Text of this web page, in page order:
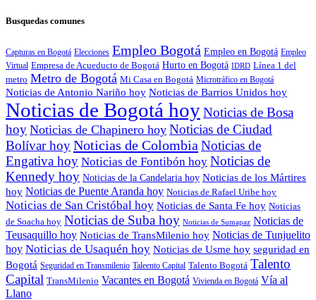
Busquedas comunes
Capturas en Bogotá Elecciones Empleo Bogotá Empleo en Bogotá Empleo
Virtual Empresa de Acueducto de Bogotá Hurto en Bogotá IDRD Línea 1 del
metro Metro de Bogotá Mi Casa en Bogotá Microtráfico en Bogotá
Noticias de Antonio Nariño hoy Noticias de Barrios Unidos hoy
Noticias de Bogotá hoyNoticias de Bosa
hoy Noticias de Chapinero hoy Noticias de Ciudad
Bolívar hoyNoticias de Colombia Noticias de
Engativa hoy Noticias de Fontibón hoy Noticias de
Kennedy hoy Noticias de la Candelaria hoy Noticias de los Mártires
hoy Noticias de Puente Aranda hoy Noticias de Rafael Uribe hoy
Noticias de San Cristóbal hoy Noticias de Santa Fe hoy Noticias
de Soacha hoy Noticias de Suba hoy Noticias de Sumapaz Noticias de
Teusaquillo hoy Noticias de TransMilenio hoy Noticias de Tunjuelito
hoy Noticias de Usaquén hoy Noticias de Usme hoy seguridad en
Bogotá Seguridad en Transmilenio Taleento Capital Talento Bogotá Talento
Capital TransMilenio Vacantes en Bogotá Vivienda en Bogotá Vía al
Llano